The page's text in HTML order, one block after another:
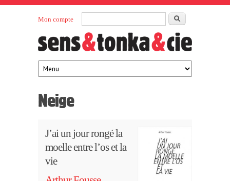
Rechercher
Mon compte
Sens et
Tonka
éditeurs
maison
d’édition
française
Neige
J’ai un jour rongé la
moelle entre l’os et la
vie